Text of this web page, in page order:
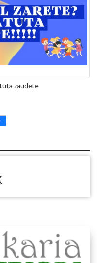
zaudete